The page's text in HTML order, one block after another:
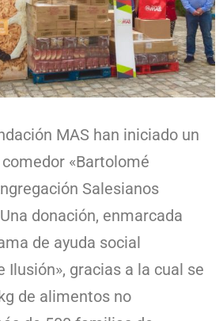
MAS han iniciado un
«Bartolomé
Salesianos
donación, enmarcada
de ayuda social
Ilusión», gracias a la cual se
de alimentos no